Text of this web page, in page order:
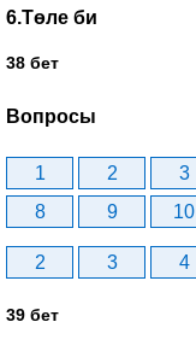
6.Төле би
38 бет
Вопросы
1 2 3
8
9 10
2 3 4
39 бет